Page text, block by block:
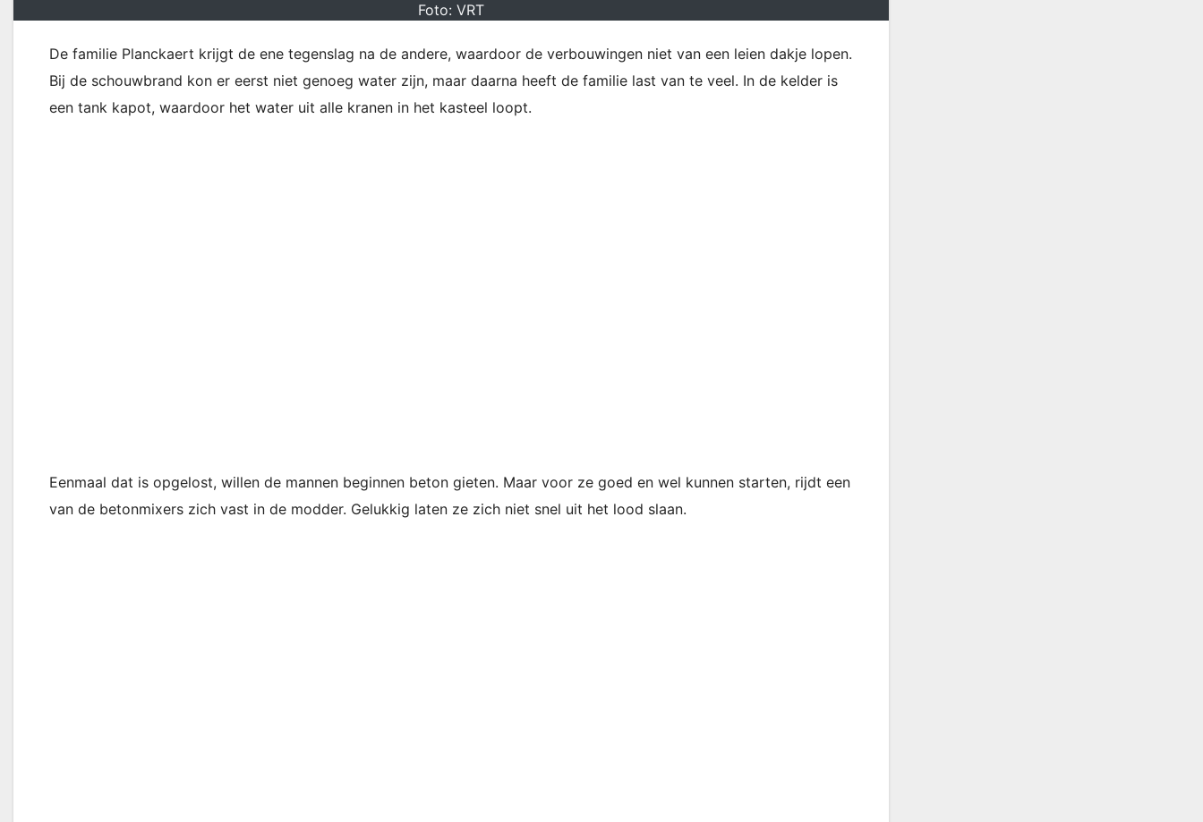
Foto: VRT
De familie Planckaert krijgt de ene tegenslag na de andere, waardoor de verbouwingen niet van een leien dakje lopen.
Bij de schouwbrand kon er eerst niet genoeg water zijn, maar daarna heeft de familie last van te veel. In de kelder is
een tank kapot, waardoor het water uit alle kranen in het kasteel loopt.
Eenmaal dat is opgelost, willen de mannen beginnen beton gieten. Maar voor ze goed en wel kunnen starten, rijdt een
van de betonmixers zich vast in de modder. Gelukkig laten ze zich niet snel uit het lood slaan.